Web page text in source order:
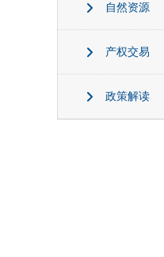
自然资源
产权交易
政策解读